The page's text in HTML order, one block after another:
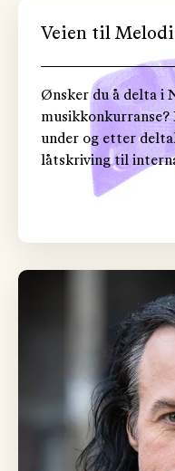
Veien til
Ønsker du å delta i
under og etter
låtskriving til